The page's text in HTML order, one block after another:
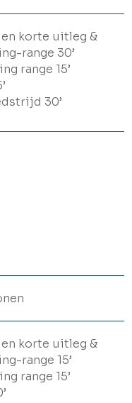
korte uitleg &
range 30’
range 15’
30’
korte uitleg &
range 15’
range 15’